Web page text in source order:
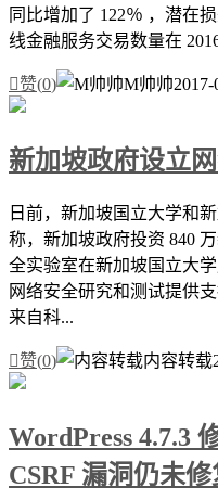
同比增加了 122％ ，潜在
线金融服务交易数量在
赞(0) M帅帅2017-
新加坡政府设立
日前，新加坡国立大学和
称，新加坡政府投资 840
全实验室在新加坡国立大
网络安全研究和测试提供
来自科...
赞(0) 内容转载
WordPress 4.7.3
CSRF 漏洞仍未修